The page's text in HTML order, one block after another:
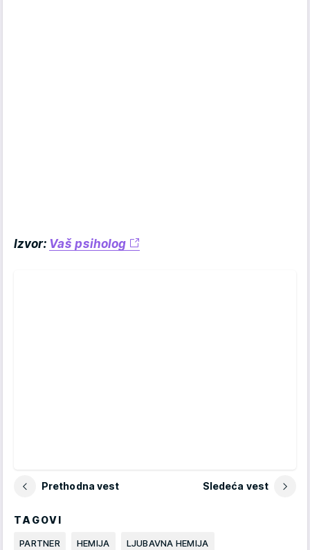
Izvor: Vaš psiholog
Prethodna vest Sledeća vest
TAGOVI
PARTNER HEMIJA LJUBAVNA HEMIJA